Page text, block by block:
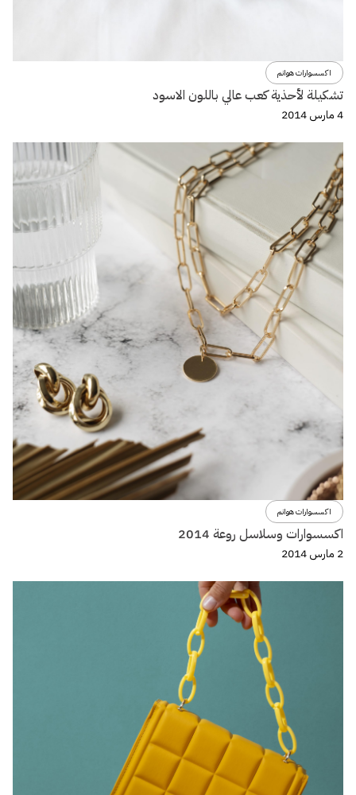
اكسسوارات هوانم
تشكيلة لأحذية كعب عالي باللون الاسود
4 مارس 2014
اكسسوارات هوانم
اكسسوارات وسلاسل روعة 2014
2 مارس 2014